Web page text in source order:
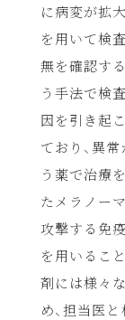
に病変が拡
を用いて検
無を確認す
う手法で検
因を引き起
ており、異
う薬で治療
たメラノー
攻撃する免
を用いるこ
剤には様々
め、担当医